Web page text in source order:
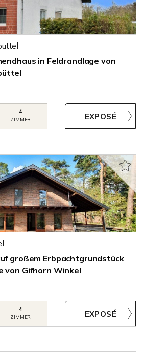
in Feldrandlage von
4
ZIMMER
großem Erbpachtgrundstück
von Gifhorn Winkel
4
ZIMMER